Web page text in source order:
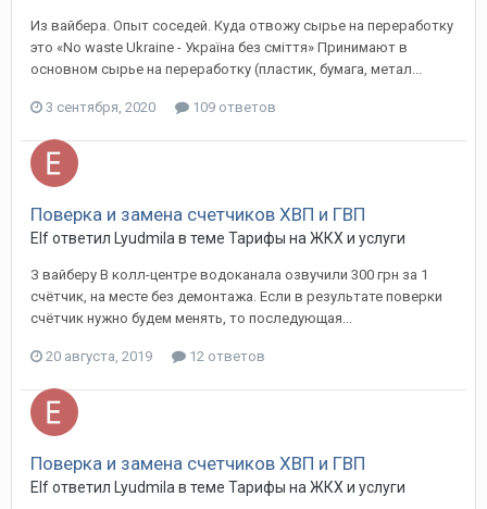
Из вайбера. Опыт соседей. Куда отвожу сырье на переработку
это «No waste Ukraine - Україна без сміття» Принимают в
основном сырье на переработку (пластик, бумага, метал...
3 сентября, 2020 109 ответов
Поверка и замена счетчиков ХВП и ГВП
Elf ответил Lyudmila в теме Тарифы на ЖКХ и услуги
З вайберу В колл-центре водоканала озвучили 300 грн за 1
счётчик, на месте без демонтажа. Если в результате поверки
счётчик нужно будем менять, то последующая...
20 августа, 2019 12 ответов
Поверка и замена счетчиков ХВП и ГВП
Elf ответил Lyudmila в теме Тарифы на ЖКХ и услуги